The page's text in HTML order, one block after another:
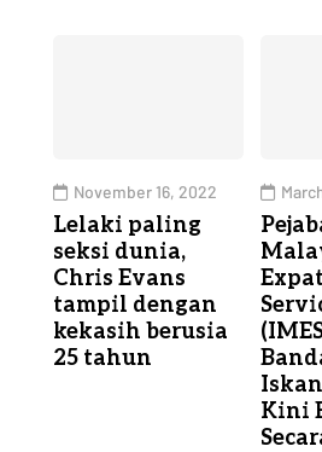
November 16, 2022
Lelaki paling
seksi dunia,
Chris Evans
tampil dengan
kekasih berusia
25 tahun
Kini